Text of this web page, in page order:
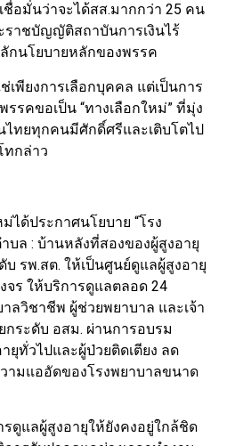
ชื่อมั่นว่าจะได้สส.มากกว่า 25 คน
ราชบัญญัติสถาบันการเงินไร้
กนโยบายหลักของพรรค
เพียงการเลือกบุคคล แต่เป็นการ
รรคขอเป็น “ทางเลือกใหม่” ที่มุ่ง
ไทยทุกคนมีศักดิ์ศรีและเติบโตไป
ทกล่าว
ด้ประกาศนโยบาย “โรง
บล : บ้านหลังที่สองของผู้สูงอายุ
บ รพ.สต. ให้เป็นศูนย์ดูแลผู้สูงอายุ
จร ให้บริการดูแลตลอด 24
ลวิชาชีพ ผู้ช่วยพยาบาล และเจ้า
ระดับ อสม. ผ่านการอบรม
ยุทั่วไปและผู้ป่วยติดเตียง ลด
ามแออัดของโรงพยาบาลขนาด
รดูแลผู้สูงอายุให้ยังคงอยู่ใกล้ชิด